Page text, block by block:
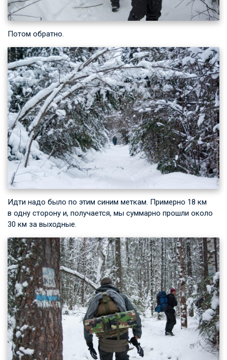
Потом обратно.
Идти надо было по этим синим меткам. Примерно 18 км
в одну сторону и, получается, мы суммарно прошли около
30 км за выходные.